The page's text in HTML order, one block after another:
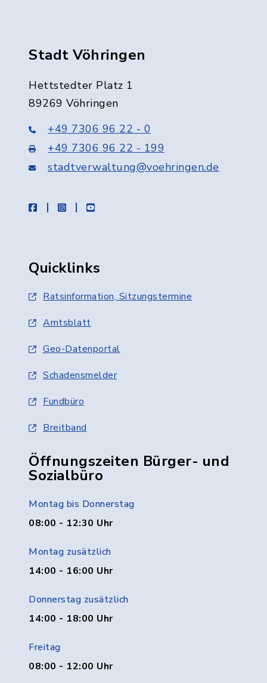
Stadt Vöhringen
Hettstedter Platz 1
89269 Vöhringen
+49 7306 96 22 - 0
+49 7306 96 22 - 199
stadtverwaltung@voehringen.de
facebookinstagramyoutube
Quicklinks
Ratsinformation, Sitzungstermine
Amtsblatt
Geo-Datenportal
Schadensmelder
Fundbüro
Breitband
Öffnungszeiten Bürger- und
Sozialbüro
Montag bis Donnerstag
08:00 - 12:30 Uhr
Montag zusätzlich
14:00 - 16:00 Uhr
Donnerstag zusätzlich
14:00 - 18:00 Uhr
Freitag
08:00 - 12:00 Uhr